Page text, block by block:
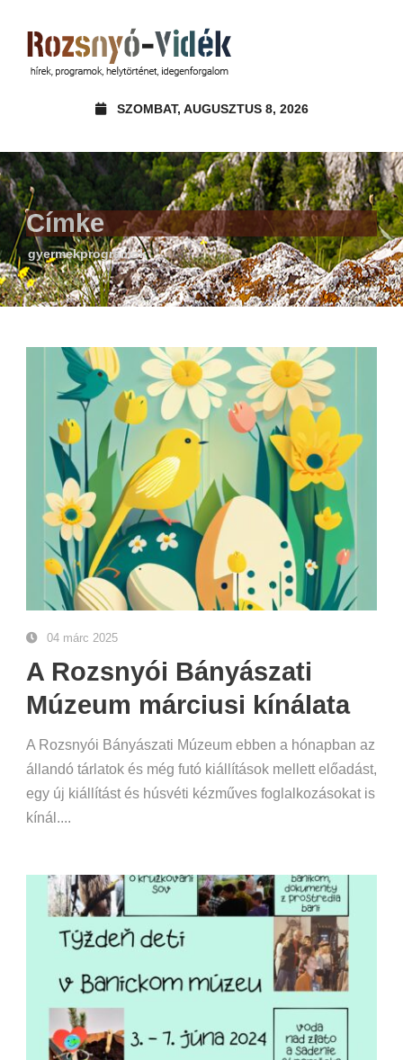
SZOMBAT, AUGUSZTUS 8, 2026
Címke
gyermekprogramok
04 márc 2025
A Rozsnyói Bányászati
Múzeum márciusi kínálata
A Rozsnyói Bányászati Múzeum ebben a hónapban az
állandó tárlatok és még futó kiállítások mellett előadást,
egy új kiállítást és húsvéti kézműves foglalkozásokat is
kínál....